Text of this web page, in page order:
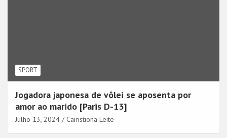
SPORT
Jogadora japonesa de vôlei se aposenta por
amor ao marido [Paris D-13]
Julho 13, 2024 Cairistiona Leite